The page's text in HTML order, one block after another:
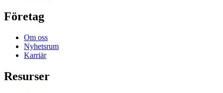
Företag
Om oss
Nyhetsrum
Karriär
Resurser